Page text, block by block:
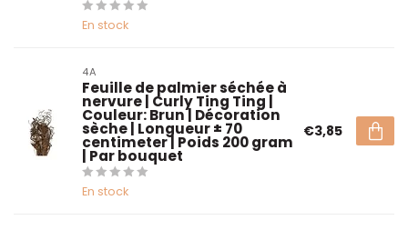
En stock
4A
Feuille de palmier séchée à
nervure | Curly Ting Ting |
Couleur: Brun | Décoration
sèche | Longueur ± 70
centimeter | Poids 200 gram
| Par bouquet
En stock
€3,85